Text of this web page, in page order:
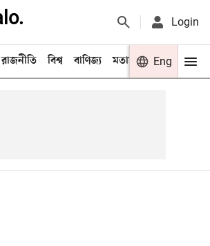
Login
রাজনীতি বিশ্ব বাণিজ্য মতামত খেলা
Eng